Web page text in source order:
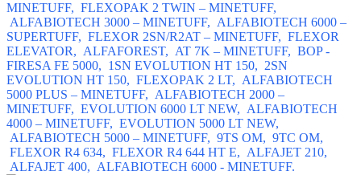
MINETUFF, FLEXOPAK 2 TWIN – MINETUFF,
ALFABIOTECH 3000 – MINETUFF, ALFABIOTECH 6000 –
SUPERTUFF, FLEXOR 2SN/R2AT – MINETUFF, FLEXOR
ELEVATOR, ALFAFOREST, AT 7K – MINETUFF, BOP -
FIRESA FE 5000, 1SN EVOLUTION HT 150, 2SN
EVOLUTION HT 150, FLEXOPAK 2 LT, ALFABIOTECH
5000 PLUS – MINETUFF, ALFABIOTECH 2000 –
MINETUFF, EVOLUTION 6000 LT NEW, ALFABIOTECH
4000 – MINETUFF, EVOLUTION 5000 LT NEW,
ALFABIOTECH 5000 – MINETUFF, 9TS OM, 9TC OM,
FLEXOR R4 634, FLEXOR R4 644 HT E, ALFAJET 210,
ALFAJET 400, ALFABIOTECH 6000 - MINETUFF.